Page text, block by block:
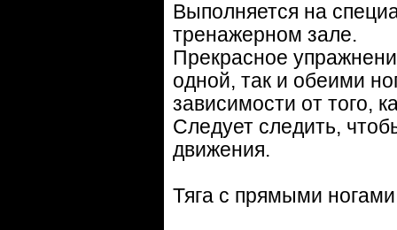
Выполняется на
тренажерном зале.
Прекрасное
одной, так и обеими
зависимости от того,
Следует следить,
движения.
Тяга с прямыми ногами